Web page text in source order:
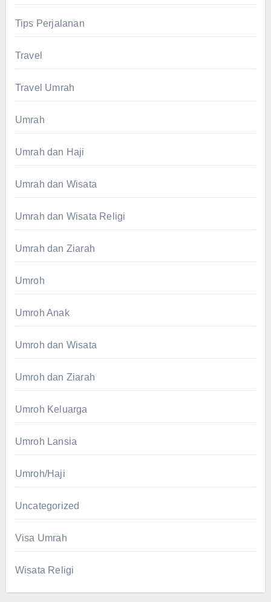
Tips Perjalanan
Travel
Travel Umrah
Umrah
Umrah dan Haji
Umrah dan Wisata
Umrah dan Wisata Religi
Umrah dan Ziarah
Umroh
Umroh Anak
Umroh dan Wisata
Umroh dan Ziarah
Umroh Keluarga
Umroh Lansia
Umroh/Haji
Uncategorized
Visa Umrah
Wisata Religi